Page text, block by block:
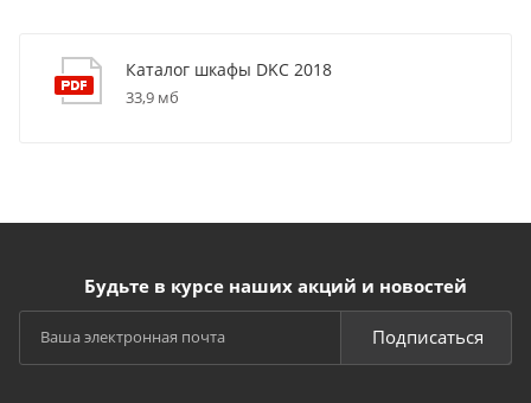
Каталог шкафы DKC 2018
33,9 мб
Будьте в курсе наших акций и новостей
Подписаться